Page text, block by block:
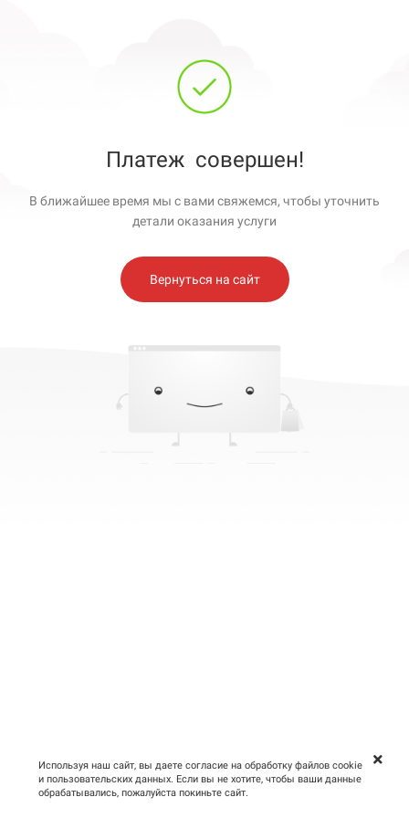
Платеж совершен!
В ближайшее время мы с вами свяжемся, чтобы уточнить
детали оказания услуги
Вернуться на сайт
Используя наш сайт, вы даете согласие на обработку файлов cookie
и пользовательских данных. Если вы не хотите, чтобы ваши данные
обрабатывались, пожалуйста покиньте сайт.